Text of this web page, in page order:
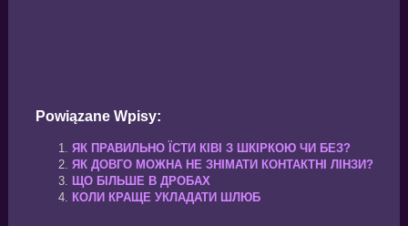
Powiązane Wpisy:
ЯК ПРАВИЛЬНО ЇСТИ КІВІ З ШКІРКОЮ ЧИ БЕЗ?
ЯК ДОВГО МОЖНА НЕ ЗНІМАТИ КОНТАКТНІ ЛІНЗИ?
ЩО БІЛЬШЕ В ДРОБАХ
КОЛИ КРАЩЕ УКЛАДАТИ ШЛЮБ